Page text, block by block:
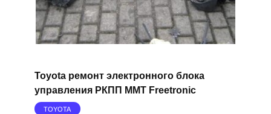
Toyota ремонт электронного блока
управления РКПП MMT Freetronic
TOYOTA